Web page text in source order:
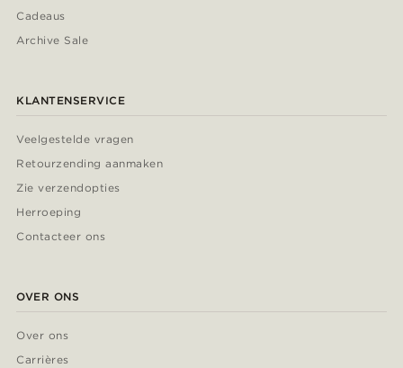
Cadeaus
Archive Sale
KLANTENSERVICE
Veelgestelde vragen
Retourzending aanmaken
Zie verzendopties
Herroeping
Contacteer ons
OVER ONS
Over ons
Carrières